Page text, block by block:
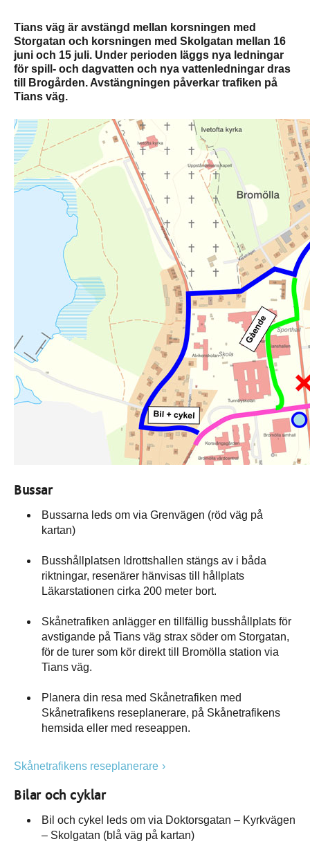
Tians väg är avstängd mellan korsningen med
Storgatan och korsningen med Skolgatan mellan 16
juni och 15 juli. Under perioden läggs nya ledningar
för spill- och dagvatten och nya vattenledningar dras
till Brogården. Avstängningen påverkar trafiken på
Tians väg.
Bussar
Bussarna leds om via Grenvägen (röd väg på
kartan)
Busshållplatsen Idrottshallen stängs av i båda
riktningar, resenärer hänvisas till hållplats
Läkarstationen cirka 200 meter bort.
Skånetrafiken anlägger en tillfällig busshållplats för
avstigande på Tians väg strax söder om Storgatan,
för de turer som kör direkt till Bromölla station via
Tians väg.
Planera din resa med Skånetrafiken med
Skånetrafikens reseplanerare, på Skånetrafikens
hemsida eller med reseappen.
Skånetrafikens reseplanerare
Bilar och cyklar
Bil och cykel leds om via Doktorsgatan – Kyrkvägen
– Skolgatan (blå väg på kartan)